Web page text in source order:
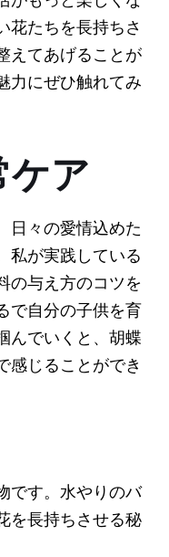
花たちを長持ちさ
えてあげることが
力にぜひ触れてみ
ケア
日々の愛情込めた
私が実践している
の与え方のコツを
で自分の子供を育
んでいくと、胡蝶
感じることができ
です。水やりのバ
を長持ちさせる秘